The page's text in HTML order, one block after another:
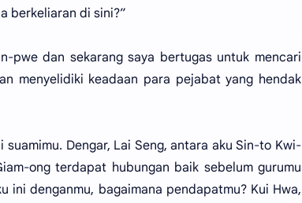
berkeliaran di sini?”
pwe dan sekarang saya bertugas untuk mencari
menyelidiki keadaan para pejabat yang hendak
Dengar, Lai Seng, antara aku Sin-to Kwi-
ong terdapat hubungan baik sebelum gurumu
ini denganmu, bagaimana pendapatmu? Kui Hwa,